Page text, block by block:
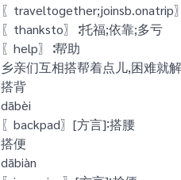
〖traveltogether;joinsb.onatrip
〖thanksto〗∶托福;依靠;多亏
〖help〗∶帮助
乡亲们互相搭帮着点儿,困难就
搭背
dābèi
〖backpad〗[方言]∶搭腰
搭便
dābiàn